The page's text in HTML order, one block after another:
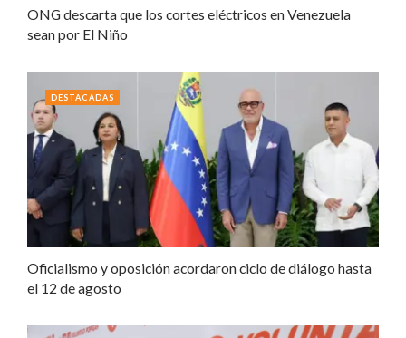
ONG descarta que los cortes eléctricos en Venezuela
sean por El Niño
Oficialismo y oposición acordaron ciclo de diálogo hasta
el 12 de agosto
DESTACADAS